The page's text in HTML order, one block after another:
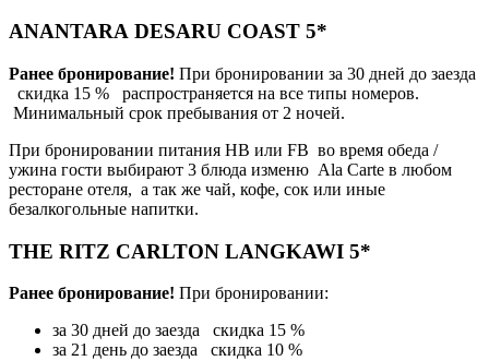
ANANTARA DESARU COAST 5*
Ранее бронирование! При бронировании за 30 дней до заезда
скидка 15 % распространяется на все типы номеров.
Минимальный срок пребывания от 2 ночей.
При бронировании питания НВ или FB во время обеда /
ужина гости выбирают 3 блюда изменю Ala Carte в любом
ресторане отеля, а так же чай, кофе, сок или иные
безалкогольные напитки.
THE RITZ CARLTON LANGKAWI 5*
Ранее бронирование! При бронировании:
за 30 дней до заезда скидка 15 %
за 21 день до заезда скидка 10 %